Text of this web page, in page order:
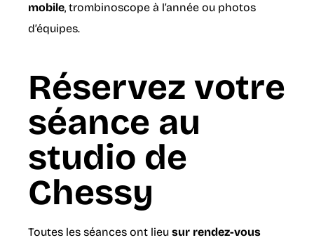
mobile, trombinoscope à l’année ou photos
d’équipes.
Réservez votre
séance au
studio de
Chessy
Toutes les séances ont lieu sur rendez-vous